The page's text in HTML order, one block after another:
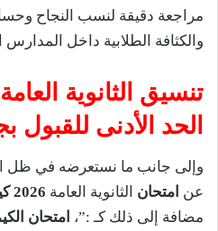
مراجعة دقيقة لنسب النجاح
والكثافة الطلابية داخل
الحد الأدنى
وإلى جانب ما نستعرضه في ظل
عن امتحان الثانوية العامة 2026 كيمياء
مضافة إلى ذلك كـ :”، امتحان